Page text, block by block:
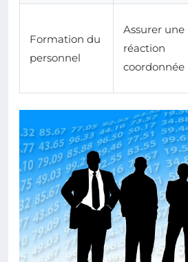
Formation du
personnel
Assurer une
réaction
coordonnée